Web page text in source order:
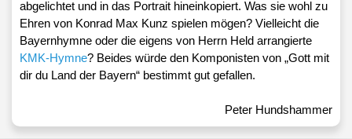
abgelichtet und in das Portrait hineinkopiert. Was sie wohl zu
Ehren von Konrad Max Kunz spielen mögen? Vielleicht die
Bayernhymne oder die eigens von Herrn Held arrangierte
KMK-Hymne? Beides würde den Komponisten von „Gott mit
dir du Land der Bayern“ bestimmt gut gefallen.
Peter Hundshammer